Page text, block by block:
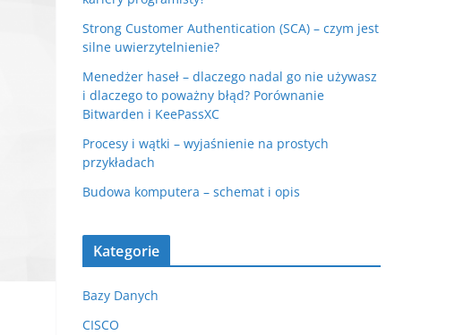
Strong Customer Authentication (SCA) – czym jest
silne uwierzytelnienie?
Menedżer haseł – dlaczego nadal go nie używasz
i dlaczego to poważny błąd? Porównanie
Bitwarden i KeePassXC
Procesy i wątki – wyjaśnienie na prostych
przykładach
Budowa komputera – schemat i opis
Kategorie
Bazy Danych
CISCO